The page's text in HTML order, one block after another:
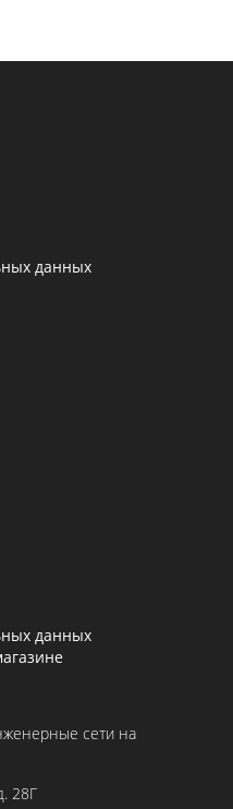
данных
данных
28Г